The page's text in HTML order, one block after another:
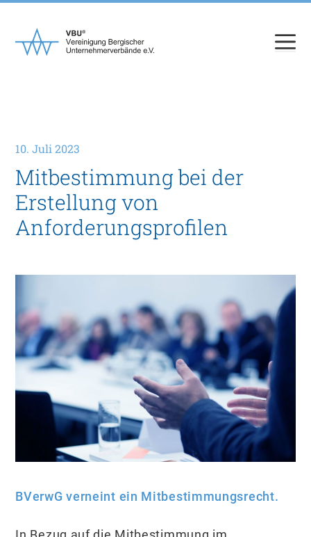
springen
Mitbestimmung bei der
Erstellung von
Anforderungsprofilen
10. Juli 2023
BVerwG verneint ein Mitbestimmungsrecht.